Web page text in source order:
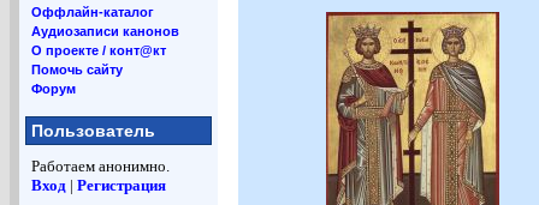
Оффлайн-каталог
Аудиозаписи канонов
О проекте / конт@кт
Помочь сайту
Форум
Пользователь
Работаем анонимно.
Вход | Регистрация